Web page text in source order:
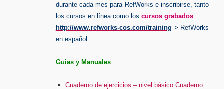
durante cada mes para RefWorks e inscribirse, tanto
los cursos en línea como los cursos grabados:
http://www.refworks-cos.com/training > RefWorks
en español
Guìas y Manuales
Cuaderno de ejercicios – nivel básico Cuaderno